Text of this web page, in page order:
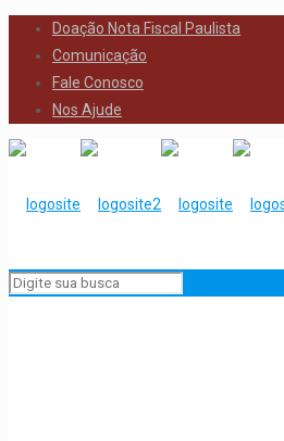
Doação Nota Fiscal Paulista
Comunicação
Fale Conosco
Nos Ajude